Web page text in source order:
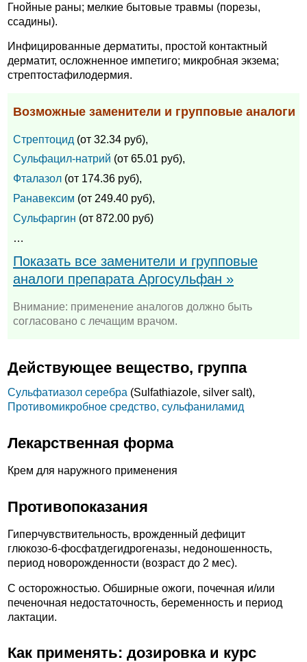
Гнойные раны; мелкие бытовые травмы (порезы,
ссадины).
Инфицированные дерматиты, простой контактный
дерматит, осложненное импетиго; микробная экзема;
стрептостафилодермия.
Возможные заменители и групповые аналоги
Стрептоцид (от 32.34 руб),
Сульфацил-натрий (от 65.01 руб),
Фталазол (от 174.36 руб),
Ранавексим (от 249.40 руб),
Сульфаргин (от 872.00 руб)
…
Показать все заменители и групповые
аналоги препарата Аргосульфан »
Внимание: применение аналогов должно быть
согласовано с лечащим врачом.
Действующее вещество, группа
Сульфатиазол серебра (Sulfathiazole, silver salt),
Противомикробное средство, сульфаниламид
Лекарственная форма
Крем для наружного применения
Противопоказания
Гиперчувствительность, врожденный дефицит
глюкозо-6-фосфатдегидрогеназы, недоношенность,
период новорожденности (возраст до 2 мес).
C осторожностью. Обширные ожоги, почечная и/или
печеночная недостаточность, беременность и период
лактации.
Как применять: дозировка и курс